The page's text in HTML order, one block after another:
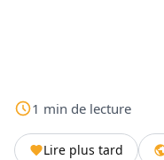
1 min de lecture
Lire plus tard